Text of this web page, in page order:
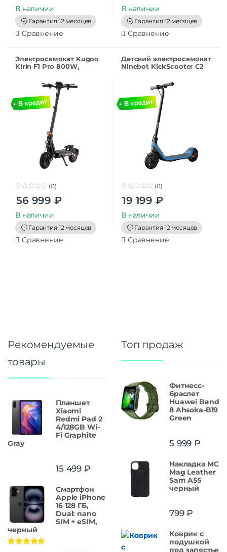
t
o
f
5
В наличии
Гарантия 12 месяцев
Сравнение
t
o
f
5
В наличии
Гарантия 12 месяцев
Сравнение
Электросамокат Kugoo
Kirin F1 Pro 800W,
o
t
o
f
5
(0)
56 999 ₽
В наличии
Гарантия 12 месяцев
Сравнение
Детский электросамокат
Ninebot KickScooter C2
t
o
f
5
(0)
19 199 ₽
В наличии
Гарантия 12 месяцев
Сравнение
Рекомендуемые
товары
Планшет
Xiaomi
Redmi Pad 2
4/128GB Wi-
Fi Graphite
Gray
15 499 ₽
Смартфон
Apple iPhone
16 128 ГБ,
Dual: nano
SIM + eSIM,
черный
Топ продаж
Фитнесс-
браслет
Huawei Band
8 Ahsoka-B19
Green
5 999 ₽
Накладка MC
Mag Leather
Sam A55
черный
799₽
Коврик с
подушкой
под запястье